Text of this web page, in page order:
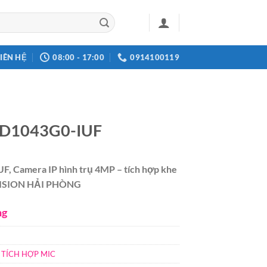
HỆ 08:00 - 17:00 0914100119
IUF
Camera IP hình trụ 4MP – tích hợp khe
HẢI PHÒNG
HỢP MIC